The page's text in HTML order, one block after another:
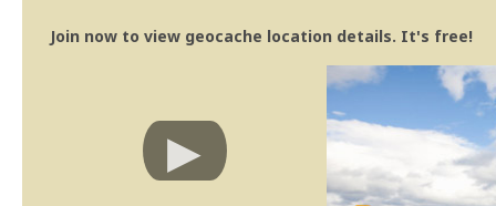
Join now to view geocache location details. It's free!